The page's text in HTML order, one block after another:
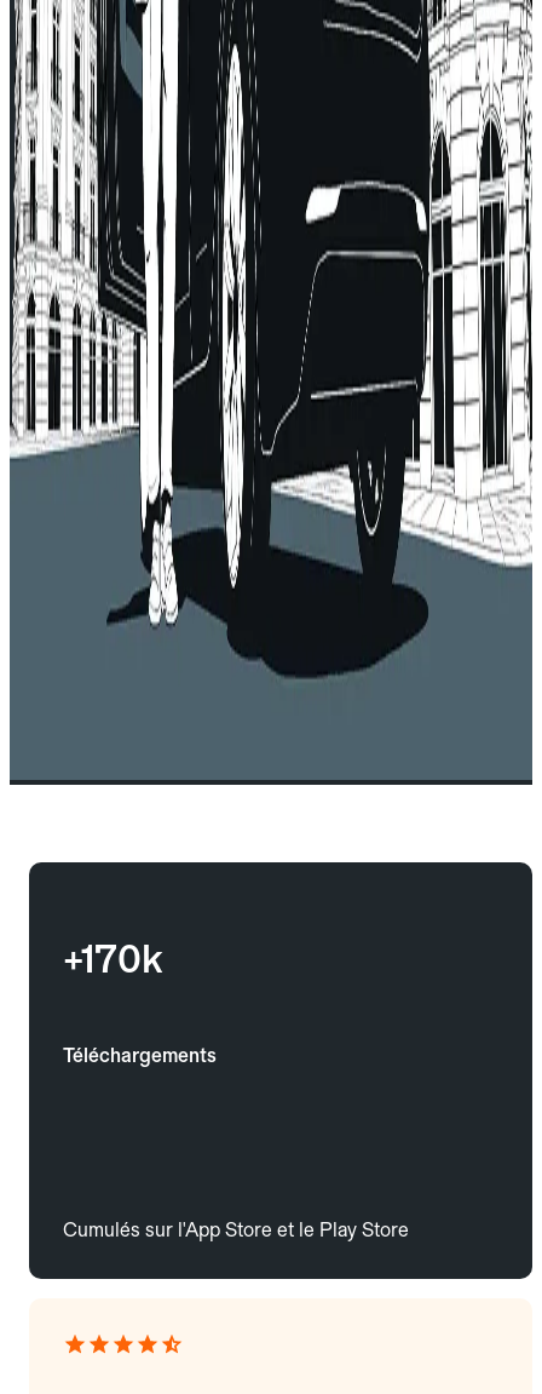
+170k
Téléchargements
Cumulés sur l'App Store et le Play Store